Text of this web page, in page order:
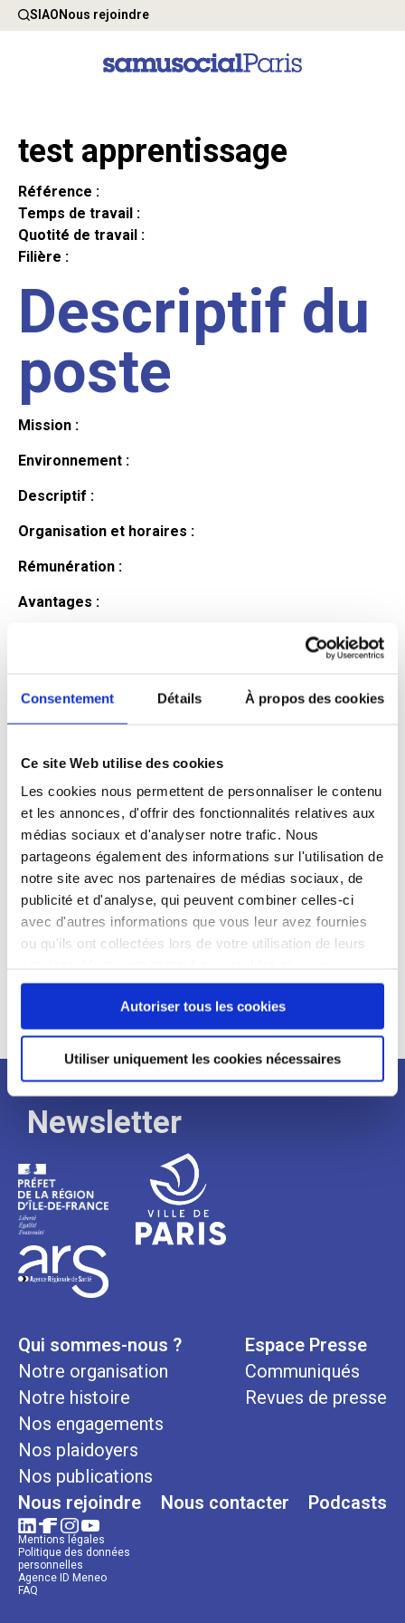
Consentement Détails À propos des cookies
Ce site Web utilise des cookies
Les cookies nous permettent de personnaliser le contenu
et les annonces, d'offrir des fonctionnalités relatives aux
médias sociaux et d'analyser notre trafic. Nous
partageons également des informations sur l'utilisation de
notre site avec nos partenaires de médias sociaux, de
publicité et d'analyse, qui peuvent combiner celles-ci
avec d'autres informations que vous leur avez fournies
ou qu'ils ont collectées lors de votre utilisation de leurs
continuez à utiliser notre site Web.
Autoriser tous les cookies
Utiliser uniquement les cookies nécessaires
SIAONous rejoindre
test apprentissage
Référence :
Temps de travail :
Quotité de travail :
Filière :
Descriptif du
poste
Mission :
Environnement :
Descriptif :
Organisation et horaires :
Rémunération :
Avantages :
candidat
Qualifications et diplômes :
Profil recherché :
Expérience :
Processus
de
recrutement
Newsletter
Qui sommes-nous ?
Notre organisation
Notre histoire
Nos engagements
Nos plaidoyers
Nos publications
Espace Presse
Communiqués
Revues de presse
Nous rejoindre Nous contacter Podcasts
Mentions légales
Politique des données
personnelles
Agence ID Meneo
FAQ